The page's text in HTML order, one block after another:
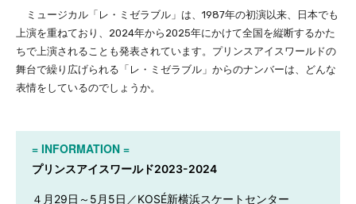
ミュージカル「レ・ミゼラブル」は、1987年の初演以来、日本でも
上演を重ねており、2024年から2025年にかけて全国を縦断するかた
ちで上演されることも発表されています。プリンスアイスワールドの
舞台で繰り広げられる「レ・ミゼラブル」からのナンバーは、どんな
表情をしているのでしょうか。
= INFORMATION =
プリンスアイスワールド2023-2024
４月29日～5月5日／KOSÉ新横浜スケートセンター